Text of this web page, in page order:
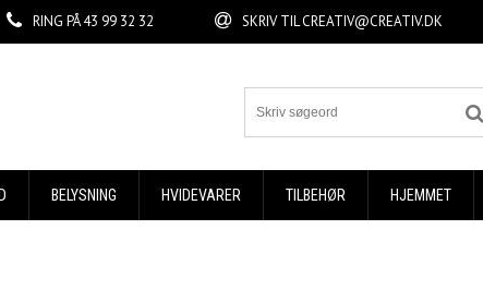
RING PÅ43 99 32 32 SKRIV TILCREATIV@CREATIV.DK
BELYSNING HVIDEVARER TILBEHØR HJEMMET